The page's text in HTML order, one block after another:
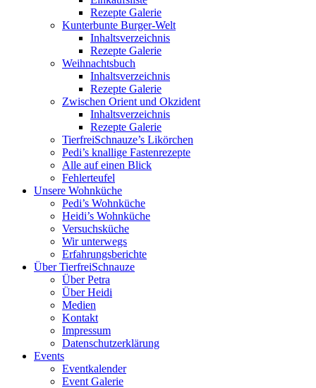
Rezepte Galerie
Kunterbunte Burger-Welt
Inhaltsverzeichnis
Rezepte Galerie
Weihnachtsbuch
Inhaltsverzeichnis
Rezepte Galerie
Zwischen Orient und Okzident
Inhaltsverzeichnis
Rezepte Galerie
TierfreiSchnauze’s Likörchen
Pedi’s knallige Fastenrezepte
Alle auf einen Blick
Fehlerteufel
Unsere Wohnküche
Pedi’s Wohnküche
Heidi’s Wohnküche
Versuchsküche
Wir unterwegs
Erfahrungsberichte
Über TierfreiSchnauze
Über Petra
Über Heidi
Medien
Kontakt
Impressum
Datenschutzerklärung
Events
Eventkalender
Event Galerie